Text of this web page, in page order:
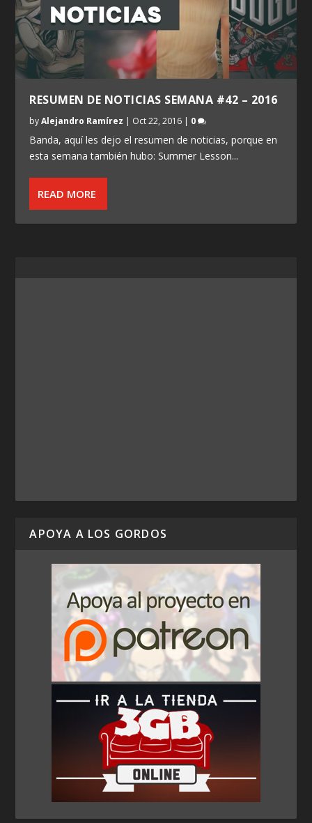
RESUMEN DE NOTICIAS SEMANA #42 – 2016
byAlejandro Ramírez | Oct 22, 2016 | 0
Banda, aquí les dejo el resumen de noticias, porque en
esta semana también hubo: Summer Lesson...
READ MORE
APOYA A LOS GORDOS